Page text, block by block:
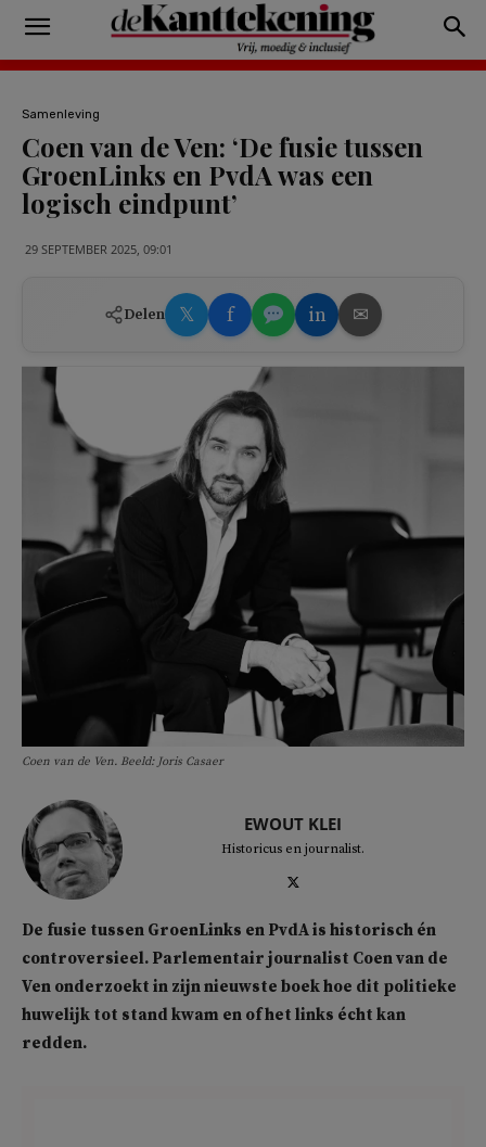
Samenleving
Coen van de Ven: ‘De fusie tussen
GroenLinks en PvdA was een
logisch eindpunt’
29 SEPTEMBER 2025, 09:01
Delen 𝕏 f in ✉
Coen van de Ven. Beeld: Joris Casaer
EWOUT KLEI
Historicus en journalist.
De fusie tussen GroenLinks en PvdA is historisch én
controversieel. Parlementair journalist Coen van de
Ven onderzoekt in zijn nieuwste boek hoe dit politieke
huwelijk tot stand kwam en of het links écht kan
redden.